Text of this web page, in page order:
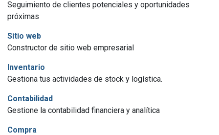
Seguimiento de clientes potenciales y oportunidades
próximas
Sitio web
Constructor de sitio web empresarial
Inventario
Gestiona tus actividades de stock y logística.
Contabilidad
Gestione la contabilidad financiera y analítica
Compra